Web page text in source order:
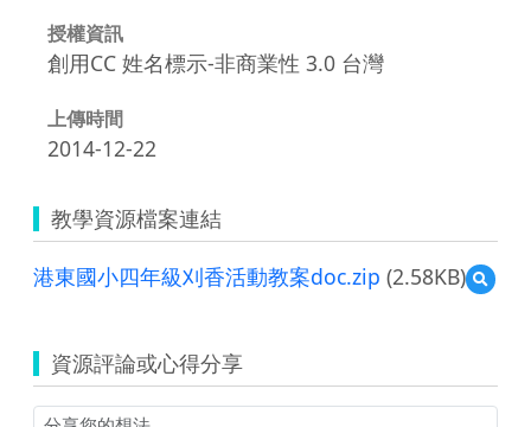
授權資訊
創用CC 姓名標示-非商業性 3.0 台灣
上傳時間
2014-12-22
教學資源檔案連結
港東國小四年級刈香活動教案doc.zip (2.58KB)
預
覽
小
四
資源評論或心得分享